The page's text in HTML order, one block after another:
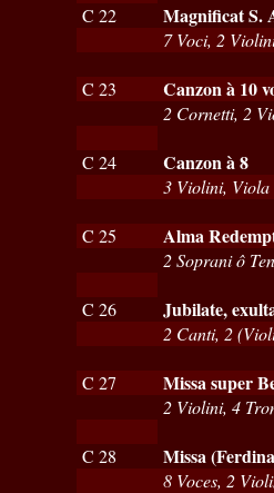
C 22 Magnificat S.
7 Voci, 2
C 23 Canzon à 10
2 Cornetti, 2
C 24 Canzon à 8
3 Violini, Viola
C 25 Alma
2 Soprani ô
C 26 Jubilate,
2 Canti, 2
C 27 Missa super
2 Violini, 4
C 28 Missa
8 Voces, 2